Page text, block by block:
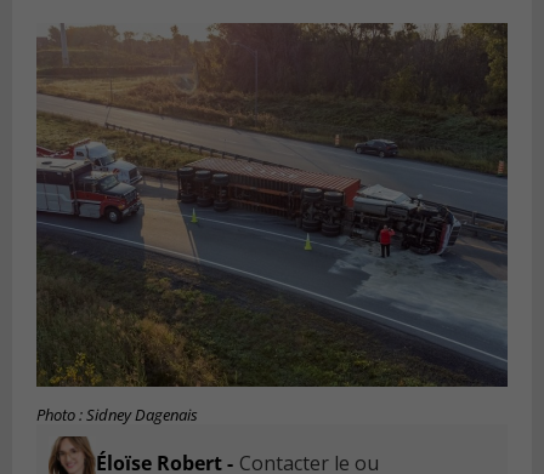
Photo : Sidney Dagenais
Éloïse Robert - Contacter le ou